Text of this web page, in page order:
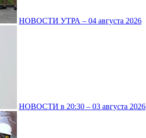
НОВОСТИ УТРА – 04 августа 2026
НОВОСТИ в 20:30 – 03 августа 2026